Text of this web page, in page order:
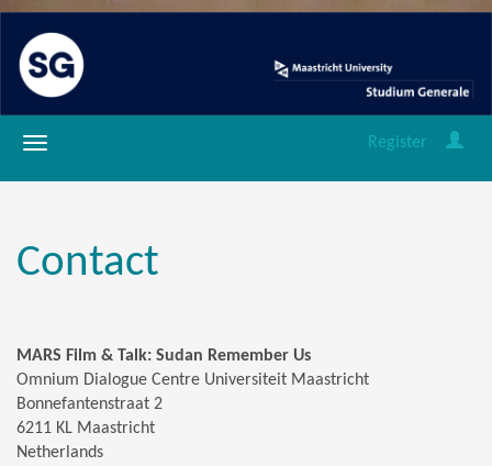
Register
Contact
MARS Film & Talk: Sudan Remember Us
Omnium Dialogue Centre Universiteit Maastricht
Bonnefantenstraat 2
6211 KL Maastricht
Netherlands